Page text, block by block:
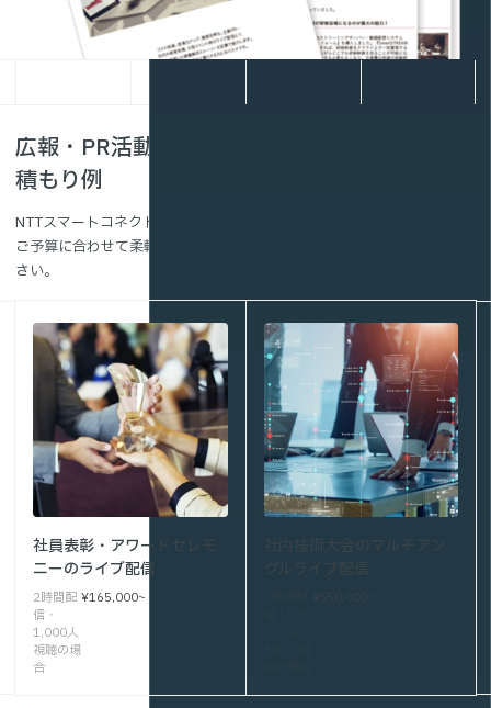
広報・PR活動における動画配信の料金・お見
積もり例
NTTスマートコネクトにご依頼いただいた場合の費用相場です。
ご予算に合わせて柔軟に対応できますので、まずはお気軽にご相談くだ
さい。
社員表彰・アワードセレモ
ニーのライブ配信
2時間配
信・
1,000人
視聴の場
合
¥165,000~